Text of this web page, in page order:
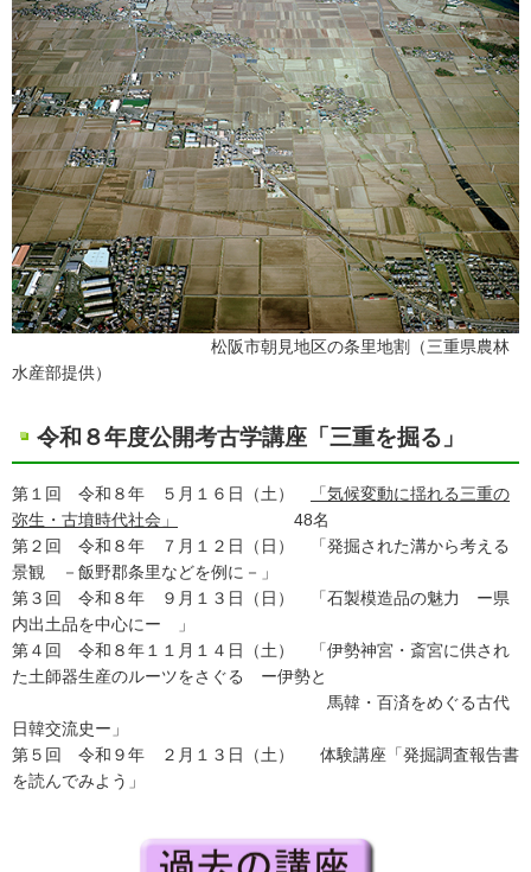
松阪市朝見地区の条里地割（三重県農林
水産部提供）
令和８年度公開考古学講座「三重を掘る」
第１回 令和８年 ５月１６日（土）
「気候変動に揺れる三重の
弥生・古墳時代社会」
48名
第２回 令和８年 ７月１２日（日） 「発掘された溝から考える
景観 －飯野郡条里などを例に－」
第３回 令和８年 ９月１３日（日） 「石製模造品の魅力 ー県
内出土品を中心にー 」
第４回 令和８年１１月１４日（土） 「伊勢神宮・斎宮に供され
た土師器生産のルーツをさぐる ー伊勢と
馬韓・百済をめぐる古代
日韓交流史ー」
第５回 令和９年 ２月１３日（土） 体験講座「発掘調査報告書
を読んでみよう」